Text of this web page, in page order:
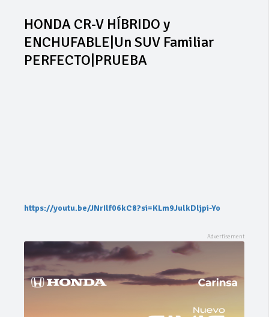
HONDA CR-V HÍBRIDO y
ENCHUFABLE|Un SUV Familiar
PERFECTO|PRUEBA
https://youtu.be/JNrIlf06kC8?si=KLm9JulkDljpi-Yo